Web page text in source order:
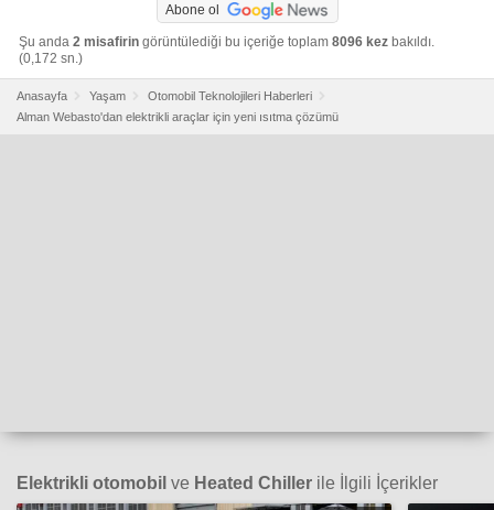
Abone ol
Şu anda 2 misafirin görüntülediği bu içeriğe toplam 8096 kez bakıldı.
(0,172 sn.)
Anasayfa Yaşam
Otomobil Teknolojileri Haberleri
Alman Webasto'dan elektrikli araçlar için yeni ısıtma çözümü
Elektrikli otomobil ve Heated Chiller ile İlgili İçerikler